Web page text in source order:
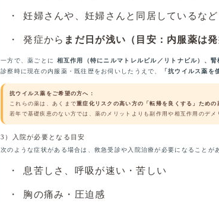
妊婦さんや、妊婦さんと同居しているな
発症から まだ日が浅い（目安：内服薬は
一方で、薬ごとに 相互作用（特にニルマトレルビル／リトナビル）、
診察時に現在の内服薬・既往歴をお伺いしたうえで、
「抗ウイルス薬を
抗ウイルス薬をご希望の方へ：
これらの薬は、あくまで重症化リスクの高い方の「転帰を良くする」ための
若年で基礎疾患のない方では、薬のメリットよりも副作用や相互作用のデ
3）入院が必要となる目安
次のような症状がある場合は、救急受診や入院治療が必要になることが
息苦しさ、呼吸が速い・苦しい
胸の痛み・圧迫感